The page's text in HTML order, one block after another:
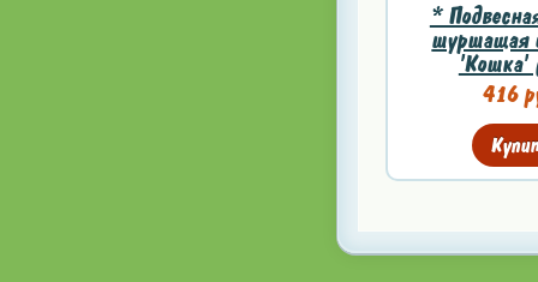
*
шуршащая
'Кошка'
416